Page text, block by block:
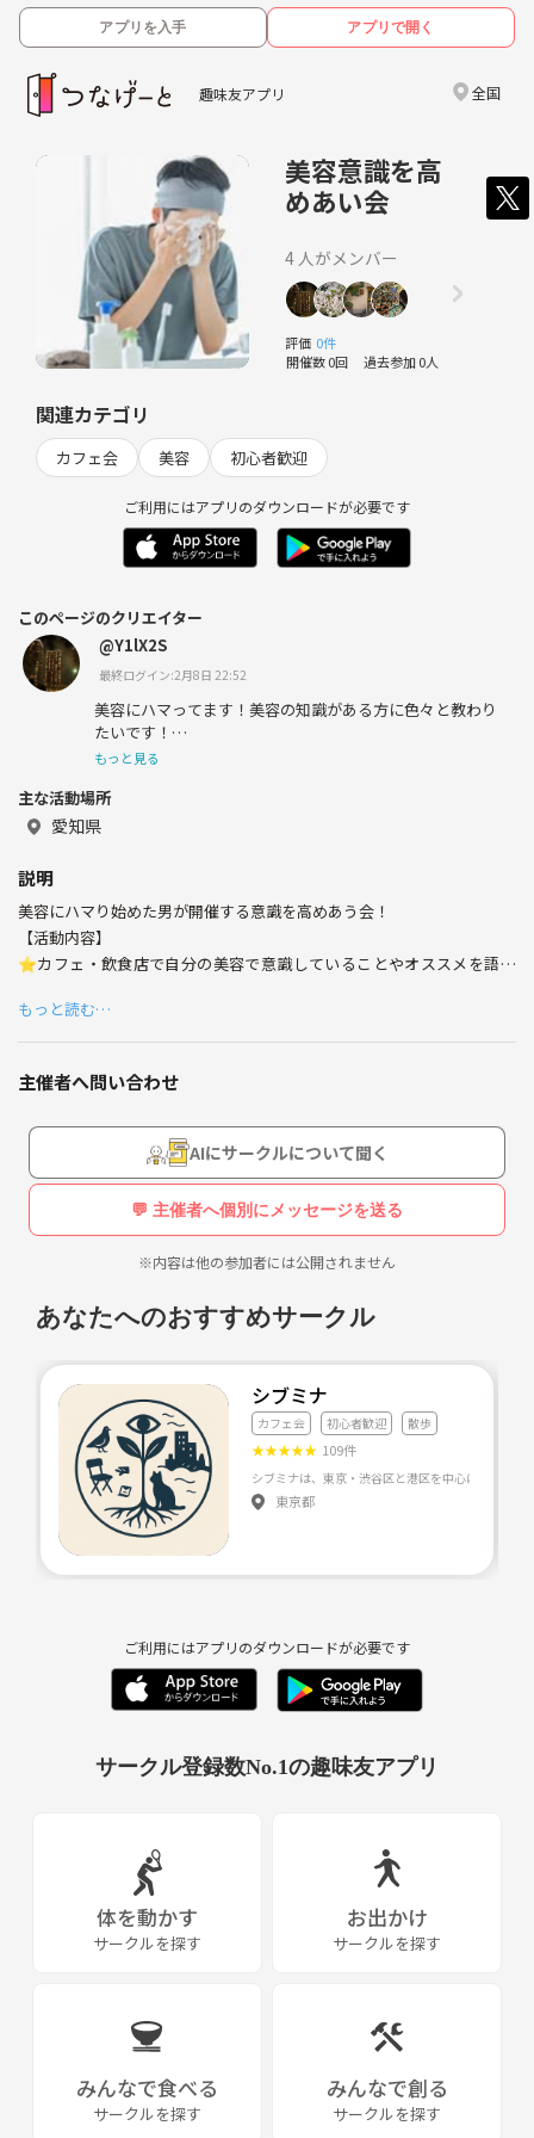
アプリを入手 アプリで開く
趣味友アプリ 全国
美容意識を高
めあい会
4 人がメンバー
評価 0件
開催数 0回 過去参加 0人
関連カテゴリ
カフェ会 美容 初心者歓迎
ご利用にはアプリのダウンロードが必要です
このページのクリエイター
@Y1lX2S
最終ログイン:2月8日 22:52
美容にハマってます！美容の知識がある方に色々と教わり
たいです！
関西→愛知に引っ越して友達があまりいません🥲
もっと見る
主な活動場所
愛知県
説明
美容にハマり始めた男が開催する意識を高めあう会！
【活動内容】
⭐︎カフェ・飲食店で自分の美容で意識していることやオススメを語り
⭐︎集まったメンバーでコスメショップ巡り！
男性・女性問わずこれから美容意識を更に高めたい方募集しています
🤝
男1人でお店に入るの緊張しますよね、、
皆だと怖くない！🥹
もっと読む…
主催者へ問い合わせ
AIにサークルについて聞く
💬 主催者へ個別にメッセージを送る
※内容は他の参加者には公開されません
あなたへのおすすめサークル
シブミナ
カフェ会 初心者歓迎 散歩
★★★★★ 109件
東京都
ご利用にはアプリのダウンロードが必要です
サークル登録数No.1の趣味友アプリ
体を動かす
サークルを探す
お出かけ
サークルを探す
みんなで食べる
サークルを探す
みんなで創る
サークルを探す